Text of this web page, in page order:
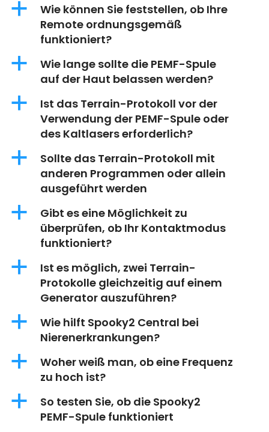
a
Wie können Sie feststellen, ob Ihre
Remote ordnungsgemäß
funktioniert?
a
Wie lange sollte die PEMF-Spule
auf der Haut belassen werden?
a
Ist das Terrain-Protokoll vor der
Verwendung der PEMF-Spule oder
des Kaltlasers erforderlich?
a
Sollte das Terrain-Protokoll mit
anderen Programmen oder allein
ausgeführt werden
a
Gibt es eine Möglichkeit zu
überprüfen, ob Ihr Kontaktmodus
funktioniert?
a
Ist es möglich, zwei Terrain-
Protokolle gleichzeitig auf einem
Generator auszuführen?
a
Wie hilft Spooky2 Central bei
Nierenerkrankungen?
a
Woher weiß man, ob eine Frequenz
zu hoch ist?
a
So testen Sie, ob die Spooky2
PEMF-Spule funktioniert